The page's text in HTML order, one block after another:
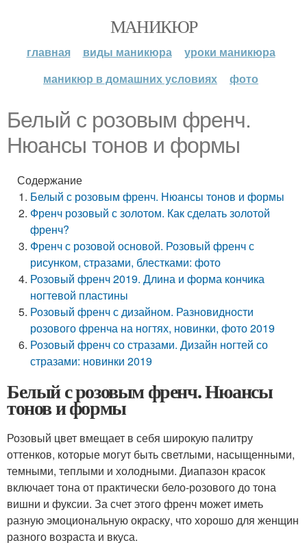
МАНИКЮР
главная виды маникюра
уроки маникюра
маникюр в домашних условиях
фото
Белый с розовым френч.
Нюансы тонов и формы
Содержание
Белый с розовым френч. Нюансы тонов и формы
Френч розовый с золотом. Как сделать золотой
френч?
Френч с розовой основой. Розовый френч с
рисунком, стразами, блестками: фото
Розовый френч 2019. Длина и форма кончика
ногтевой пластины
Розовый френч с дизайном. Разновидности
розового френча на ногтях, новинки, фото 2019
Розовый френч со стразами. Дизайн ногтей со
стразами: новинки 2019
Белый с розовым френч. Нюансы
тонов и формы
Розовый цвет вмещает в себя широкую палитру
оттенков, которые могут быть светлыми, насыщенными,
темными, теплыми и холодными. Диапазон красок
включает тона от практически бело-розового до тона
вишни и фуксии. За счет этого френч может иметь
разную эмоциональную окраску, что хорошо для женщин
разного возраста и вкуса.